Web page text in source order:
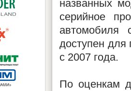
названных
серийное
автомобиля
доступен для
с 2007 года.
По оценкам